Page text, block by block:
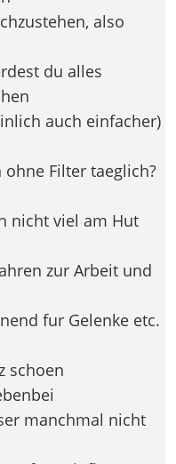
also
du alles
auch einfacher)
Filter taeglich?
nicht viel am Hut
zur Arbeit und
fur Gelenke etc.
schoen
manchmal nicht